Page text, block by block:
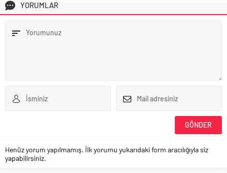
YORUMLAR
Henüz yorum yapılmamış. İlk yorumu yukarıdaki form aracılığıyla siz
yapabilirsiniz.